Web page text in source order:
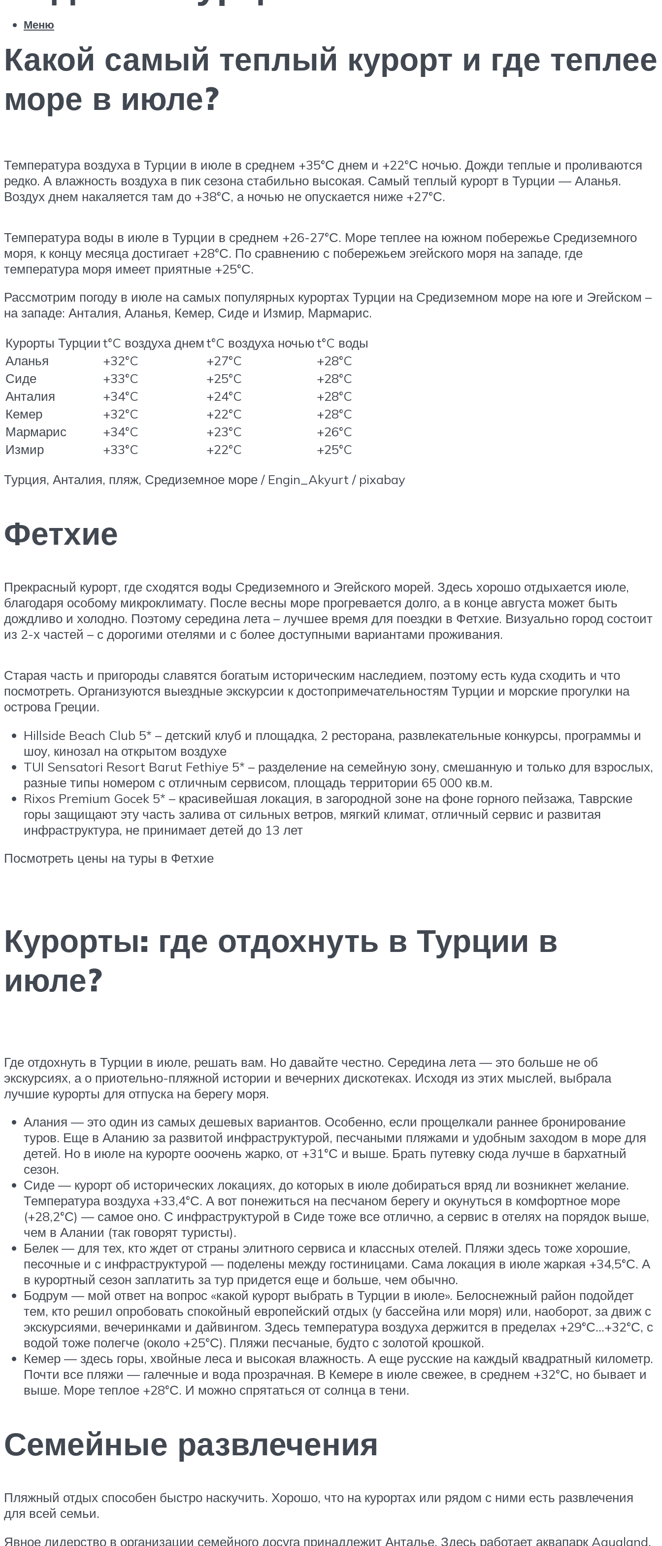
Меню
Какой самый теплый курорт и где теплее
море в июле?
Температура воздуха в Турции в июле в среднем +35°С днем и +22°С ночью. Дожди теплые и проливаются
редко. А влажность воздуха в пик сезона стабильно высокая. Самый теплый курорт в Турции — Аланья.
Воздух днем накаляется там до +38°С, а ночью не опускается ниже +27°С.
Температура воды в июле в Турции в среднем +26-27°С. Море теплее на южном побережье Средиземного
моря, к концу месяца достигает +28°С. По сравнению с побережьем эгейского моря на западе, где
температура моря имеет приятные +25°С.
Рассмотрим погоду в июле на самых популярных курортах Турции на Средиземном море на юге и Эгейском –
на западе: Анталия, Аланья, Кемер, Сиде и Измир, Мармарис.
Курорты Турцииt°C воздуха днемt°C воздуха ночьюt°C воды
Аланья
+32°C +27°C
+28°C
Сиде
+33°C +25°C
+28°C
Анталия
+34°C +24°C
+28°C
Кемер
+32°C +22°C
+28°C
Мармарис
+34°C +23°C
+26°C
Измир
+33°C +22°C
+25°C
Турция, Анталия, пляж, Средиземное море / Engin_Akyurt / pixabay
Фетхие
Прекрасный курорт, где сходятся воды Средиземного и Эгейского морей. Здесь хорошо отдыхается июле,
благодаря особому микроклимату. После весны море прогревается долго, а в конце августа может быть
дождливо и холодно. Поэтому середина лета – лучшее время для поездки в Фетхие. Визуально город состоит
из 2-х частей – с дорогими отелями и с более доступными вариантами проживания.
Старая часть и пригороды славятся богатым историческим наследием, поэтому есть куда сходить и что
посмотреть. Организуются выездные экскурсии к достопримечательностям Турции и морские прогулки на
острова Греции.
Hillside Beach Club 5* – детский клуб и площадка, 2 ресторана, развлекательные конкурсы, программы и
шоу, кинозал на открытом воздухе
TUI Sensatori Resort Barut Fethiye 5* – разделение на семейную зону, смешанную и только для взрослых,
разные типы номером с отличным сервисом, площадь территории 65 000 кв.м.
Rixos Premium Gocek 5* – красивейшая локация, в загородной зоне на фоне горного пейзажа, Таврские
горы защищают эту часть залива от сильных ветров, мягкий климат, отличный сервис и развитая
инфраструктура, не принимает детей до 13 лет
Посмотреть цены на туры в Фетхие
Курорты: где отдохнуть в Турции в
июле?
Где отдохнуть в Турции в июле, решать вам. Но давайте честно. Середина лета — это больше не об
экскурсиях, а о приотельно-пляжной истории и вечерних дискотеках. Исходя из этих мыслей, выбрала
лучшие курорты для отпуска на берегу моря.
Алания — это один из самых дешевых вариантов. Особенно, если прощелкали раннее бронирование
туров. Еще в Аланию за развитой инфраструктурой, песчаными пляжами и удобным заходом в море для
детей. Но в июле на курорте ооочень жарко, от +31°С и выше. Брать путевку сюда лучше в бархатный
сезон.
Сиде — курорт об исторических локациях, до которых в июле добираться вряд ли возникнет желание.
Температура воздуха +33,4°С. А вот понежиться на песчаном берегу и окунуться в комфортное море
(+28,2°С) — самое оно. С инфраструктурой в Сиде тоже все отлично, а сервис в отелях на порядок выше,
чем в Алании (так говорят туристы).
Белек — для тех, кто ждет от страны элитного сервиса и классных отелей. Пляжи здесь тоже хорошие,
песочные и с инфраструктурой — поделены между гостиницами. Сама локация в июле жаркая +34,5°С. А
в курортный сезон заплатить за тур придется еще и больше, чем обычно.
Бодрум — мой ответ на вопрос «какой курорт выбрать в Турции в июле». Белоснежный район подойдет
тем, кто решил опробовать спокойный европейский отдых (у бассейна или моря) или, наоборот, за движ с
экскурсиями, вечеринками и дайвингом. Здесь температура воздуха держится в пределах +29°С…+32°С, с
водой тоже полегче (около +25°С). Пляжи песчаные, будто с золотой крошкой.
Кемер — здесь горы, хвойные леса и высокая влажность. А еще русские на каждый квадратный километр.
Почти все пляжи — галечные и вода прозрачная. В Кемере в июле свежее, в среднем +32°С, но бывает и
выше. Море теплое +28°С. И можно спрятаться от солнца в тени.
Семейные развлечения
Пляжный отдых способен быстро наскучить. Хорошо, что на курортах или рядом с ними есть развлечения
для всей семьи.
Явное лидерство в организации семейного досуга принадлежит Анталье. Здесь работает аквапарк Aqualand,